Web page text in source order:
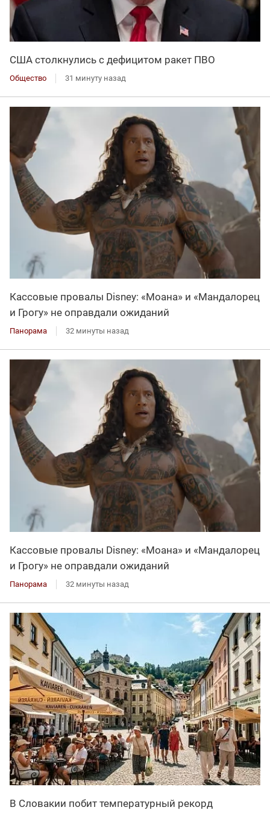
США столкнулись с дефицитом ракет ПВО
Общество 31 минуту назад
Кассовые провалы Disney: «Моана» и «Мандалорец
и Грогу» не оправдали ожиданий
Панорама 32 минуты назад
Кассовые провалы Disney: «Моана» и «Мандалорец
и Грогу» не оправдали ожиданий
Панорама 32 минуты назад
В Словакии побит температурный рекорд